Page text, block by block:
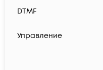
DTMF
Управление